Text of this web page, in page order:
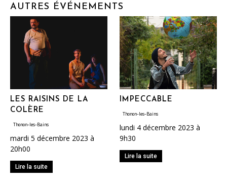
AUTRES ÉVÉNEMENTS
LES RAISINS DE LA
COLÈRE
Thonon-les-Bains
mardi 5 décembre 2023 à
20h00
Lire la suite
IMPECCABLE
Thonon-les-Bains
lundi 4 décembre 2023 à
9h30
Lire la suite